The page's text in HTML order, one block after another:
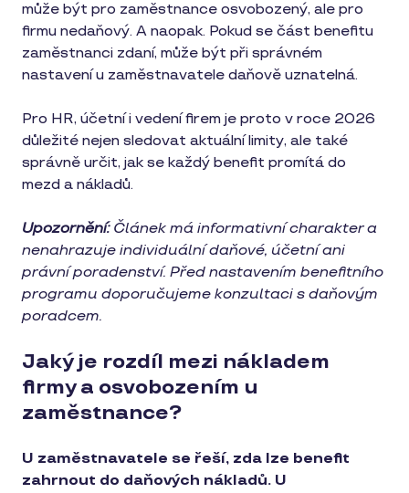
může být pro zaměstnance osvobozený, ale pro
firmu nedaňový. A naopak. Pokud se část benefitu
zaměstnanci zdaní, může být při správném
nastavení u zaměstnavatele daňově uznatelná.
Pro HR, účetní i vedení firem je proto v roce 2026
důležité nejen sledovat aktuální limity, ale také
správně určit, jak se každý benefit promítá do
mezd a nákladů.
Upozornění:Článek má informativní charakter a
nenahrazuje individuální daňové, účetní ani
právní poradenství. Před nastavením benefitního
programu doporučujeme konzultaci s daňovým
poradcem.
Jaký je rozdíl mezi nákladem
firmy a osvobozením u
zaměstnance?
U zaměstnavatele se řeší, zda lze benefit
zahrnout do daňových nákladů. U